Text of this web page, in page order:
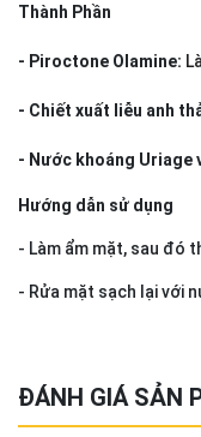
Thành Phần
- Piroctone Olamine:
- Chiết xuất liễu anh
- Nước khoáng Uriage
Hướng dẫn sử dụng
- Làm ẩm mặt, sau đó
- Rửa mặt sạch lại với
ĐÁNH GIÁ SẢN